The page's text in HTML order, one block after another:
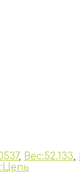
, Вес:52.133,